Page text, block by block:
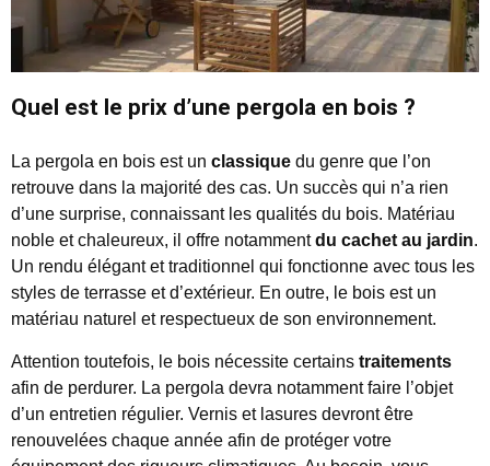
Quel est le prix d’une pergola en bois ?
La pergola en bois est un classique du genre que l’on
retrouve dans la majorité des cas. Un succès qui n’a rien
d’une surprise, connaissant les qualités du bois. Matériau
noble et chaleureux, il offre notammentdu cachet au jardin.
Un rendu élégant et traditionnel qui fonctionne avec tous les
styles de terrasse et d’extérieur. En outre, le bois est un
matériau naturel et respectueux de son environnement.
Attention toutefois, le bois nécessite certains traitements
afin de perdurer. La pergola devra notamment faire l’objet
d’un entretien régulier. Vernis et lasures devront être
renouvelées chaque année afin de protéger votre